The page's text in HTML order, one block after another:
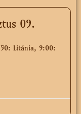
09.
Litánia, 9:00: